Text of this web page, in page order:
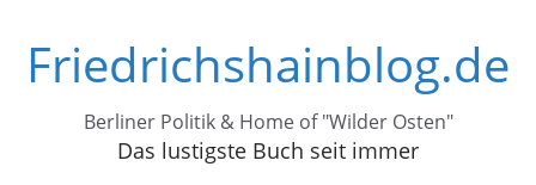
Inhalt
springen
Friedrichshainblog.de
Berliner Politik & Home of "Wilder Osten"
Das lustigste Buch seit immer